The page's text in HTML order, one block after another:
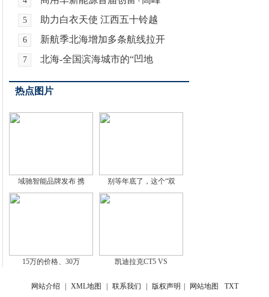
5 助力白衣天使 江西五十铃越
6 新航季北海增加多条航线拉开
7 北海-全国滨海城市的“凹地
热点图片
域驰智能品牌发布 携 别等年底了，这个“双
15万的价格、30万 凯迪拉克CT5 VS
网站介绍 XML地图 联系我们 版权声明 网站地图
TXT